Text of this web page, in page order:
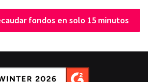
fondos en solo 15 minutos